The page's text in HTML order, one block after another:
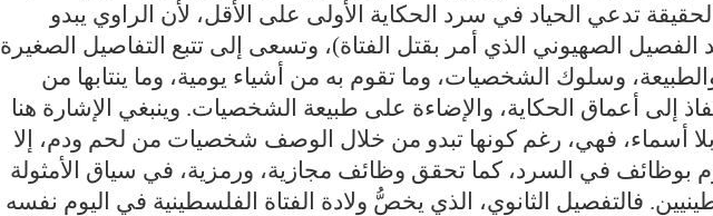
تدعي الحياد في سرد الحكاية الأولى على الأقل، لأن الراوي يبدو
الفصيل الصهيوني الذي أمر بقتل الفتاة)، وتسعى إلى تتبع التفاصيل الصغيرة
وسلوك الشخصيات، وما تقوم به من أشياء يومية، وما ينتابها من
إلى أعماق الحكاية، والإضاءة على طبيعة الشخصيات. وينبغي الإشارة هنا
أسماء، فهي، رغم كونها تبدو من خلال الوصف شخصيات من لحم ودم، إلا
بوظائف في السرد، كما تحقق وظائف مجازية، ورمزية، في سياق الأمثولة
فالتفصيل الثانوي، الذي يخصُّ ولادة الفتاة الفلسطينية في اليوم نفسه